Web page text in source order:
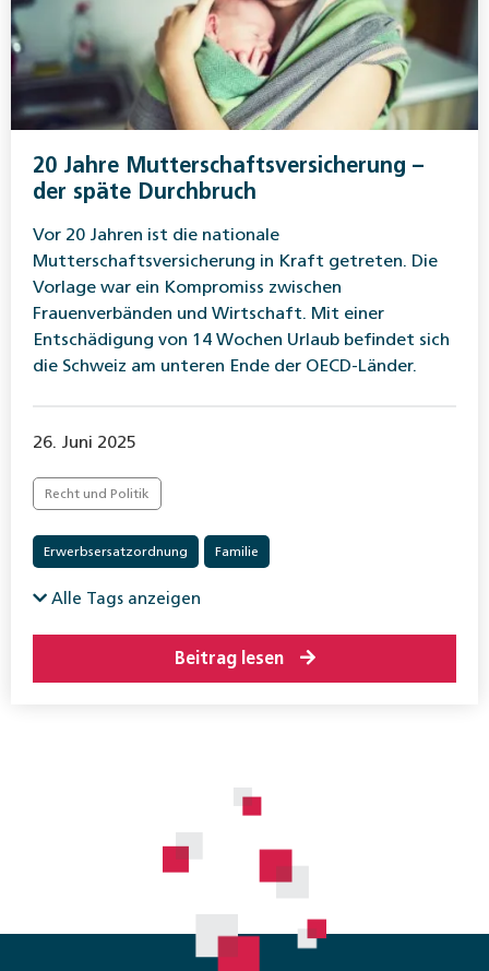
20 Jahre Mutterschaftsversicherung –
der späte Durchbruch
Vor 20 Jahren ist die nationale
Mutterschaftsversicherung in Kraft getreten. Die
Vorlage war ein Kompromiss zwischen
Frauenverbänden und Wirtschaft. Mit einer
Entschädigung von 14 Wochen Urlaub befindet sich
die Schweiz am unteren Ende der OECD-Länder.
26. Juni 2025
Recht und Politik
Erwerbsersatzordnung Familie
Alle Tags anzeigen
Beitrag lesen